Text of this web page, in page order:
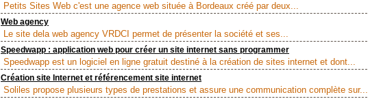
Petits Sites Web c'est une agence web située à Bordeaux créé par deux...
Web agency
Le site dela web agency VRDCI permet de présenter la société et ses...
Speedwapp : application web pour créer un site internet sans programmer
Speedwapp est un logiciel en ligne gratuit destiné à la création de sites internet et dont...
Création site Internet et référencement site internet
Soliles propose plusieurs types de prestations et assure une communication complète sur...